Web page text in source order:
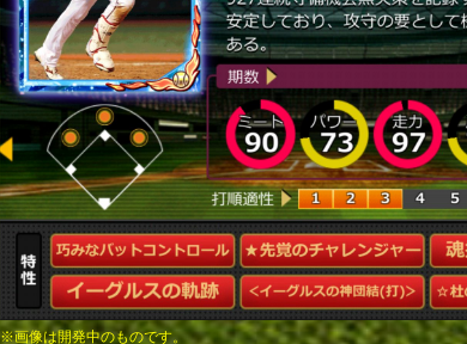
※画像は開発中のものです。